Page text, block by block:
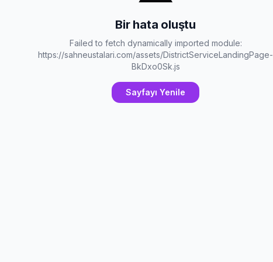
Bir hata oluştu
Failed to fetch dynamically imported module:
https://sahneustalari.com/assets/DistrictServiceLandingPage-
BkDxo0Sk.js
Sayfayı Yenile